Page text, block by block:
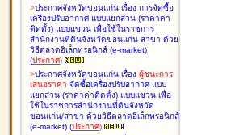
>ประกาศจังหวัดขอนแก่น เรื่อง การจัดซื้อ
เครื่องปรับอากาศ แบบแยกส่วน (ราคาค่า
ติดตั้ง) แบบแขวน เพื่อใช้ในราชการ
สำนักงานที่ดินจังหวัดขอนแก่น สาขา ด้วย
วิธีตลาดอิเล็กทรอนิกส์ (e-market)
(ประกาศ)
>ประกาศจังหวัดขอนแก่น เรื่อง ผู้ชนะการ
เสนอราคา จัดซื้อเครื่องปรับอากาศ แบบ
แยกส่วน (ราคาค่าติดตั้ง) แบบแขวน เพื่อ
ใช้ในราชการสำนักงานที่ดินจังหวัด
ขอนแก่น/สาขา ด้วยวิธีตลาดอิเล็กทรอนิกส์
(e-market) (ประกาศ)